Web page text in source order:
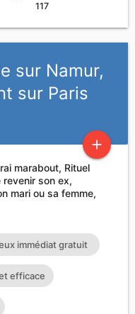
117
sur Namur,
sur Paris
add
marabout, Rituel
son ex,
mari ou sa femme,
immédiat gratuit
efficace